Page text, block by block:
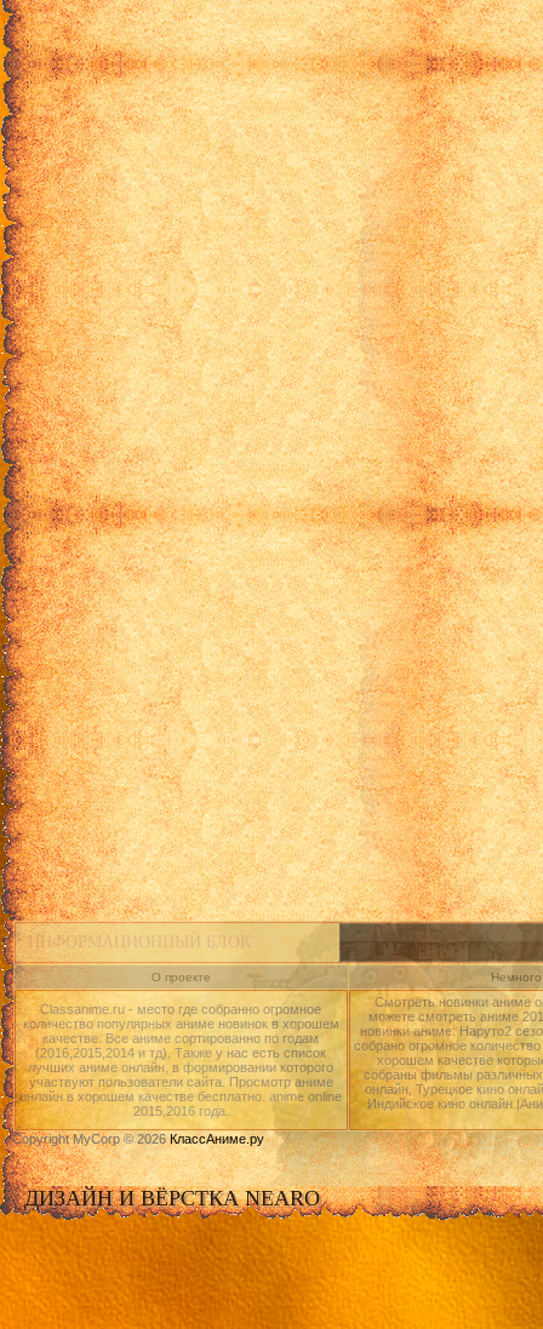
ИНФОРМАЦИОННЫЙ БЛОК
О проекте
Classanime.ru - место где собранно огромное
количество популярных аниме новинок в хорошем
качестве. Все аниме сортированно по годам
(2016,2015,2014 и тд). Также у нас есть список
лучших аниме онлайн, в формировании которого
участвуют пользователи сайта. Просмотр аниме
онлайн в хорошем качестве бесплатно. anime online
2015,2016 года.
Смотреть новинки аниме
можете смотреть аниме
новинки аниме: Наруто2
собрано огромное
хорошем качестве
собраны фильмы различных
онлайн, Турецкое кино
Индийское кино
Copyright MyCorp © 2026КлассАниме.ру
ДИЗАЙН И ВЁРСТКА NEARO